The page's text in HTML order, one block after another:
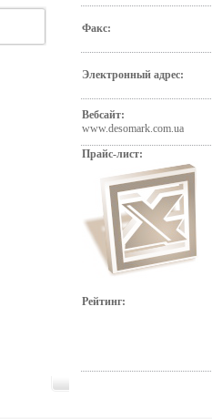
Факс:
Электронный адрес:
Вебсайт:
www.desomark.com.ua
Прайс-лист:
Рейтинг: